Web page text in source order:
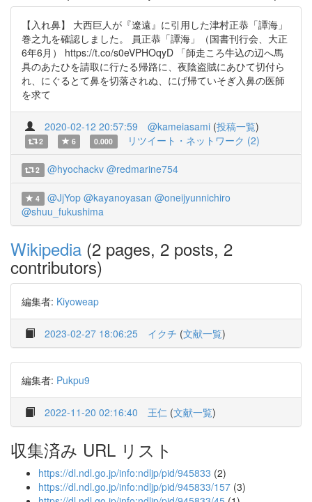
【入れ鼻】 大西巨人が『遼遠』に引用した津村正恭「譚海」
巻之九を確認しました。 員正恭「譚海」（国書刊行会、大正
6年6月） https://t.co/s0eVPHOqyD 「師走ころ牛込の辺へ馬
具のあたひを請取に行たる帰路に、夜陰盗賊にあひて切付ら
れ、にぐるとて鼻を切落されぬ、にげ帰ていそぎ入鼻の医師
を求て
2020-02-12 20:57:59 @kameiasami (投稿一覧)
2 6 0.000 リツイート・ネットワーク (2)
2 @hyochackv @redmarine754
4 @JjYop @kayanoyasan @oneijyunnichiro
@shuu_fukushima
Wikipedia (2 pages, 2 posts, 2
contributors)
編集者: Kiyoweap
2023-02-27 18:06:25 イクチ (文献一覧)
編集者: Pukpu9
2022-11-20 02:16:40 王仁 (文献一覧)
収集済み URL リスト
https://dl.ndl.go.jp/info:ndljp/pid/945833 (2)
https://dl.ndl.go.jp/info:ndljp/pid/945833/157 (3)